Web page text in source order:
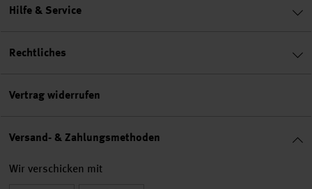
Hilfe & Service
Rechtliches
Vertrag widerrufen
Versand- & Zahlungsmethoden
Wir verschicken mit